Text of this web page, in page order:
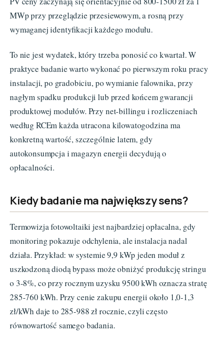
MWp przy przeglądzie przesiewowym, a rosną przy
wymaganej identyfikacji każdego modułu.
To nie jest wydatek, który trzeba ponosić co kwartał. W
praktyce badanie warto wykonać po pierwszym roku pracy
instalacji, po gradobiciu, po wymianie falownika, przy
nagłym spadku produkcji lub przed końcem gwarancji
produktowej modułów. Przy net-billingu i rozliczeniach
według RCEm każda utracona kilowatogodzina ma
konkretną wartość, szczególnie latem, gdy
autokonsumpcja i magazyn energii decydują o
opłacalności.
Kiedy badanie ma największy sens?
Termowizja fotowoltaiki jest najbardziej opłacalna, gdy
monitoring pokazuje odchylenia, ale instalacja nadal
działa. Przykład: w systemie 9,9 kWp jeden moduł z
uszkodzoną diodą bypass może obniżyć produkcję stringu
o 3-8%, co przy rocznym uzysku 9500 kWh oznacza stratę
285-760 kWh. Przy cenie zakupu energii około 1,0-1,3
zł/kWh daje to 285-988 zł rocznie, czyli często
równowartość samego badania.